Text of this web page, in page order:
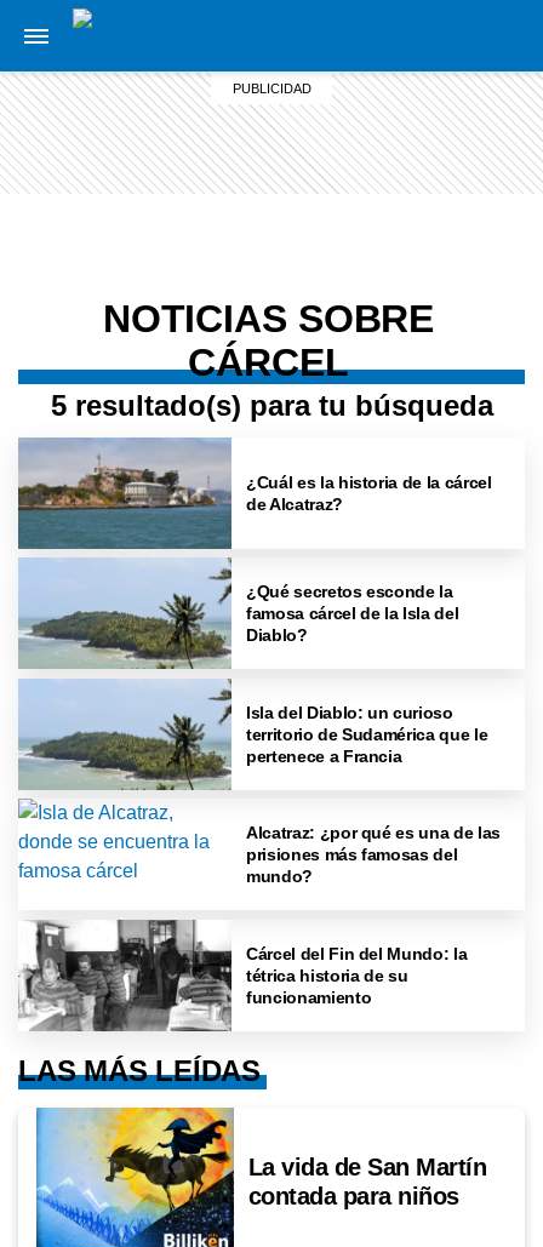
NOTICIAS SOBRE
CÁRCEL
5 resultado(s) para tu búsqueda
¿Cuál es la historia de la cárcel
de Alcatraz?
¿Qué secretos esconde la
famosa cárcel de la Isla del
Diablo?
Isla del Diablo: un curioso
territorio de Sudamérica que le
pertenece a Francia
Alcatraz: ¿por qué es una de las
prisiones más famosas del
mundo?
Cárcel del Fin del Mundo: la
tétrica historia de su
funcionamiento
LAS MÁS LEÍDAS
La vida de San Martín
contada para niños